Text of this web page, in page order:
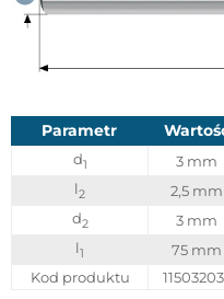
Parametr
d1
3 mm
l2
2,5 mm
d2
3 mm
l1
75 mm
Kod produktu